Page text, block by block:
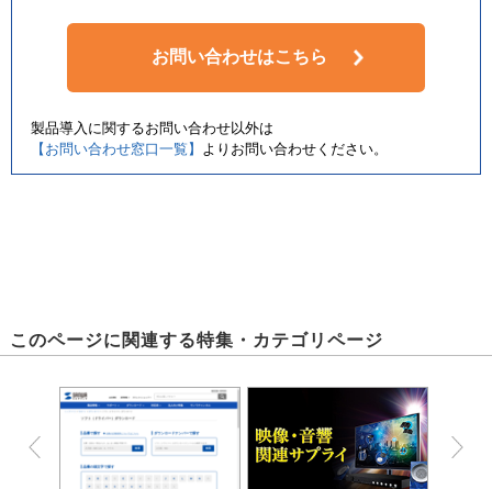
お問い合わせはこちら
製品導入に関するお問い合わせ以外は
【お問い合わせ窓口一覧】 よりお問い合わせください。
このページに関連する特集・カテゴリページ